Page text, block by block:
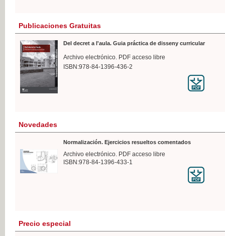
Publicaciones Gratuitas
Del decret a l'aula. Guia práctica de disseny curricular
Archivo electrónico. PDF acceso libre
ISBN:978-84-1396-436-2
Novedades
Normalización. Ejercicios resueltos comentados
Archivo electrónico. PDF acceso libre
ISBN:978-84-1396-433-1
Precio especial